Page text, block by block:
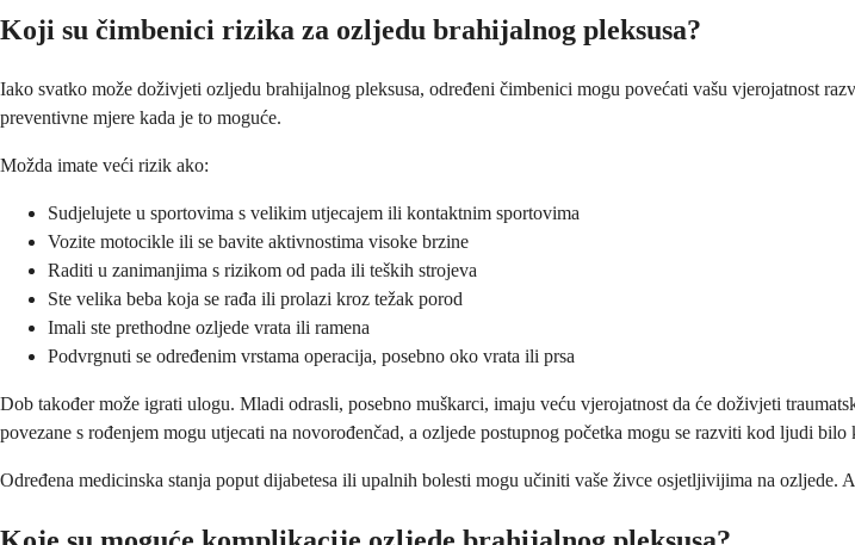
Koji su čimbenici rizika za ozljedu brahijalnog pleksusa?
Iako svatko može doživjeti ozljedu brahijalnog pleksusa, određeni čimbenici mogu povećati vašu vjerojatnost
preventivne mjere kada je to moguće.
Možda imate veći rizik ako:
Sudjelujete u sportovima s velikim utjecajem ili kontaktnim sportovima
Vozite motocikle ili se bavite aktivnostima visoke brzine
Raditi u zanimanjima s rizikom od pada ili teških strojeva
Ste velika beba koja se rađa ili prolazi kroz težak porod
Imali ste prethodne ozljede vrata ili ramena
Podvrgnuti se određenim vrstama operacija, posebno oko vrata ili prsa
Dob također može igrati ulogu. Mladi odrasli, posebno muškarci, imaju veću vjerojatnost da će doživjeti
povezane s rođenjem mogu utjecati na novorođenčad, a ozljede postupnog početka mogu se razviti kod ljudi bilo
Određena medicinska stanja poput dijabetesa ili upalnih bolesti mogu učiniti vaše živce osjetljivijima na